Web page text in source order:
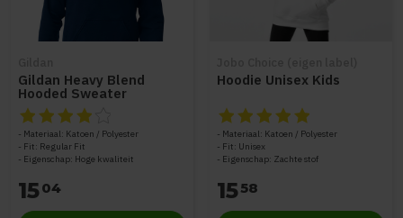
Gildan Heavy Blend
Hooded Sweater
GIL18500
De beoordeling van dit product is4 van de 5
Materiaal: Katoen / Polyester
Fit: Regular Fit
Eigenschap: Hoge kwaliteit
1504
Hoodie Unisex Kids
De beoordeling van dit
Materiaal: Katoen / Polyester
Fit: Unisex
Eigenschap: Zachte stof
1558